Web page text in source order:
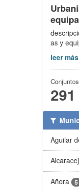
as y
leer más
291
Aguilar
Añora 5